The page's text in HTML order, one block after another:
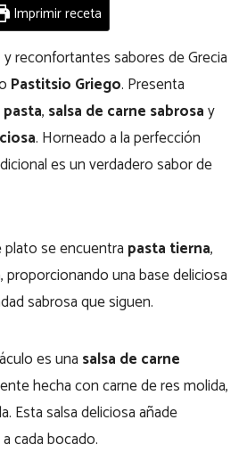
Imprimir receta
reconfortantes sabores de Grecia
Pastitsio Griego. Presenta
, salsa de carne sabrosay
. Horneado a la perfección
es un verdadero sabor de
se encuentra pasta tierna,
proporcionando una base deliciosa
sabrosa que siguen.
es una salsa de carne
hecha con carne de res molida,
Esta salsa deliciosa añade
cada bocado.